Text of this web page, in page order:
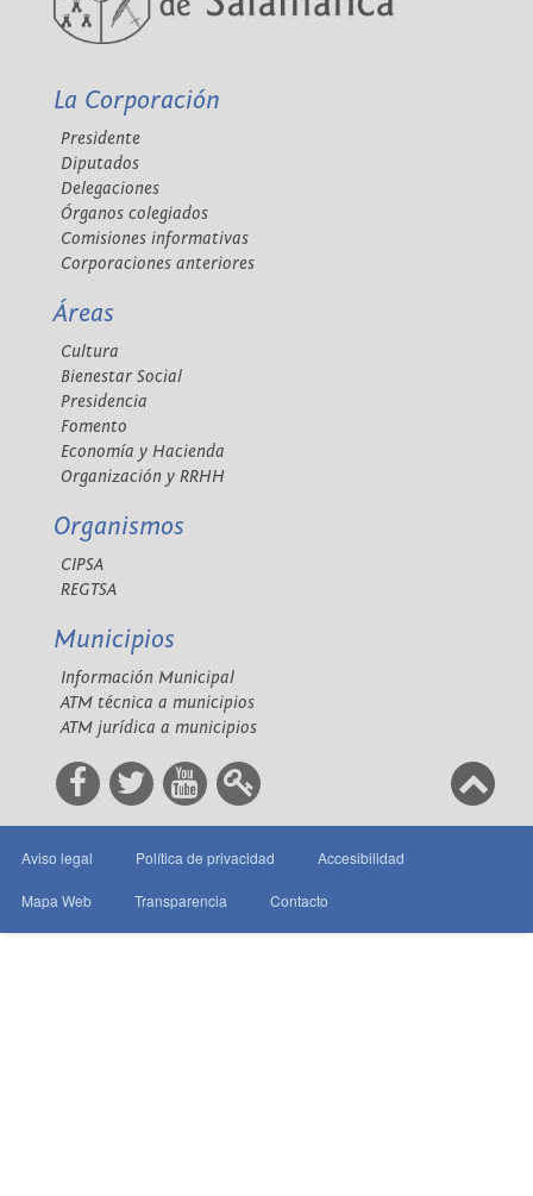
La Corporación
Presidente
Diputados
Delegaciones
Órganos colegiados
Comisiones informativas
Corporaciones anteriores
Áreas
Cultura
Bienestar Social
Presidencia
Fomento
Economía y Hacienda
Organización y RRHH
Organismos
CIPSA
REGTSA
Municipios
Información Municipal
ATM técnica a municipios
ATM jurídica a municipios
Aviso legal Política de privacidad Accesibilidad
Mapa Web Transparencia Contacto